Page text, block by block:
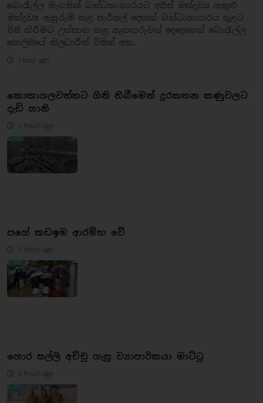
බොරැල්ල මැගසින් බන්ධනාගාරයට අයිස් මත්ද්‍රව්‍ය ඇතුළු
මත්ද්‍රව්‍ය ඇසුරුම් කළ පාර්සල් දෙකක් බන්ධානාගරය තුළට
විසි කිරීමට උත්සාහ කළ සැකකරුවන් දෙදෙනෙක් බොරැල්ල
පොලිසියේ නිලධාරීන් විසින් අත..
1 hour ago
කොකාගලවත්තට ගිනි තිබීමෙන් දුරකතන කණුවලට
දැඩි හානි
2 hours ago
පහේ කඩඉම ආරම්භ වේ
3 hours ago
හොර සල්ලි අච්චු ගැසූ ව්‍යාපාරිකයා මාට්ටු
3 hours ago